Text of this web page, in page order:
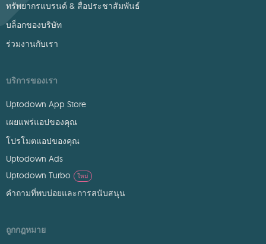
ทรัพยากรแบรนด์ & สื่อประชาสัมพันธ์
บล็อกของบริษัท
ร่วมงานกับเรา
บริการของเรา
Uptodown App Store
เผยแพร่แอปของคุณ
โปรโมตแอปของคุณ
Uptodown Ads
Uptodown Turbo
ใหม่
คำถามที่พบบ่อยและการสนับสนุน
ถูกกฎหมาย